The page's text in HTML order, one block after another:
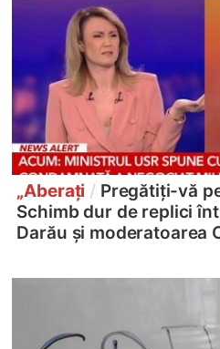
„Aberați / Pregătiți-vă
Schimb dur de replici
Darău și moderatoarea